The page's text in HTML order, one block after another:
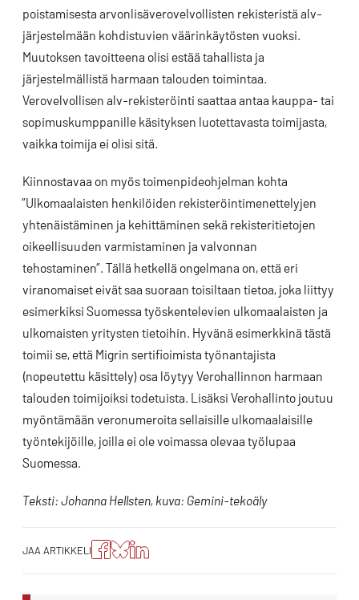
poistamisesta arvonlisäverovelvollisten rekisteristä alv-
järjestelmään kohdistuvien väärinkäytösten vuoksi.
Muutoksen tavoitteena olisi estää tahallista ja
järjestelmällistä harmaan talouden toimintaa.
Verovelvollisen alv-rekisteröinti saattaa antaa kauppa- tai
sopimuskumppanille käsityksen luotettavasta toimijasta,
vaikka toimija ei olisi sitä.
Kiinnostavaa on myös toimenpideohjelman kohta
”Ulkomaalaisten henkilöiden rekisteröintimenettelyjen
yhtenäistäminen ja kehittäminen sekä rekisteritietojen
oikeellisuuden varmistaminen ja valvonnan
tehostaminen”. Tällä hetkellä ongelmana on, että eri
viranomaiset eivät saa suoraan toisiltaan tietoa, joka liittyy
esimerkiksi Suomessa työskentelevien ulkomaalaisten ja
ulkomaisten yritysten tietoihin. Hyvänä esimerkkinä tästä
toimii se, että Migrin sertifioimista työnantajista
(nopeutettu käsittely) osa löytyy Verohallinnon harmaan
talouden toimijoiksi todetuista. Lisäksi Verohallinto joutuu
myöntämään veronumeroita sellaisille ulkomaalaisille
työntekijöille, joilla ei ole voimassa olevaa työlupaa
Suomessa.
Teksti: Johanna Hellsten, kuva: Gemini-tekoäly
JAA ARTIKKELI
Jaa
artikkeli
Facebookissa
Jaa
artikkeli
Blueskyssa
Jako:
Jaa
artikkeli